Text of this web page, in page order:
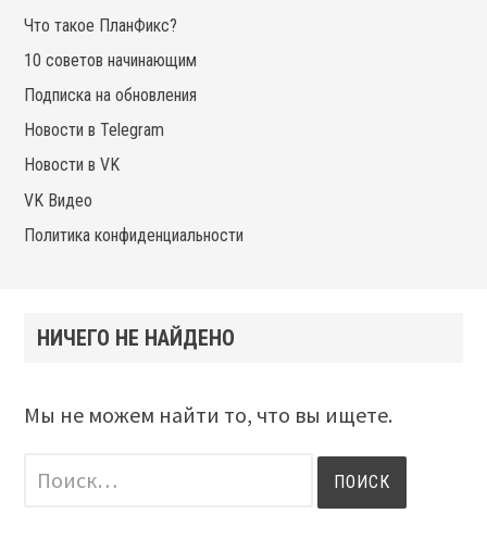
Что такое ПланФикс?
10 советов начинающим
Подписка на обновления
Новости в Telegram
Новости в VK
VK Видео
Политика конфиденциальности
НИЧЕГО НЕ НАЙДЕНО
Мы не можем найти то, что вы ищете.
Найти: